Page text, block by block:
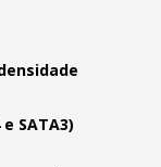
SATA3)